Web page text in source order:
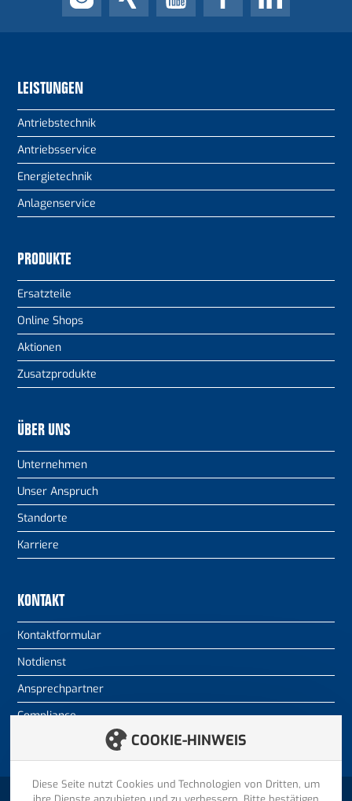
LEISTUNGEN
Antriebstechnik
Antriebsservice
Energietechnik
Anlagenservice
PRODUKTE
Ersatzteile
Online Shops
Aktionen
Zusatzprodukte
ÜBER UNS
Unternehmen
Unser Anspruch
Standorte
Karriere
KONTAKT
Kontaktformular
Notdienst
Ansprechpartner
Compliance
COOKIE-HINWEIS
Diese Seite nutzt Cookies und Technologien von Dritten, um